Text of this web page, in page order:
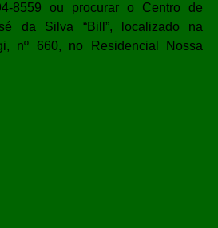
8559 ou procurar o Centro de
da Silva “Bill”, localizado na
nº 660, no Residencial Nossa